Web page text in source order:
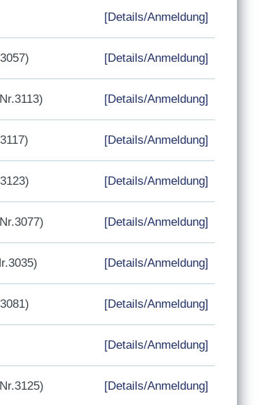
[Details/Anmeldung]
[Details/Anmeldung]
[Details/Anmeldung]
[Details/Anmeldung]
[Details/Anmeldung]
[Details/Anmeldung]
[Details/Anmeldung]
[Details/Anmeldung]
[Details/Anmeldung]
[Details/Anmeldung]